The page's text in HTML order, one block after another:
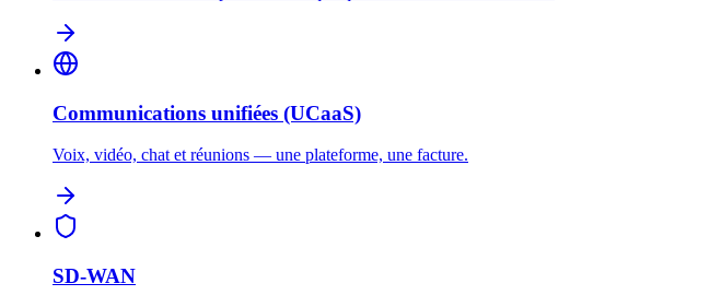
Communications unifiées (UCaaS)
Voix, vidéo, chat et réunions — une plateforme, une facture.
SD-WAN